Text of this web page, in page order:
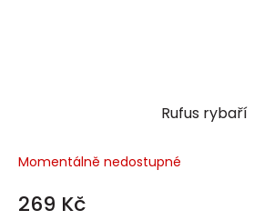
Rufus rybaří
Momentálně nedostupné
269 Kč